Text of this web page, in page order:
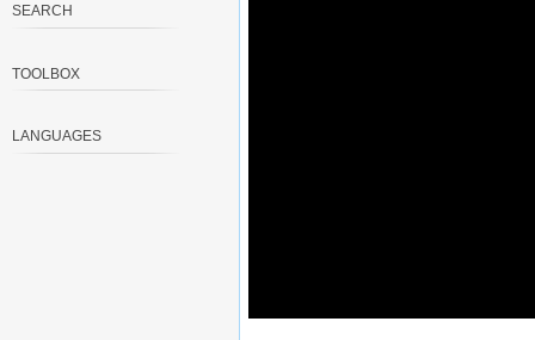
SEARCH
TOOLBOX
LANGUAGES